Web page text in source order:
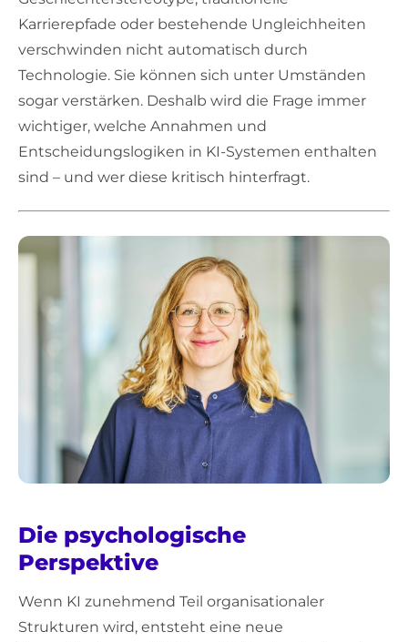
Karrierepfade oder bestehende Ungleichheiten
verschwinden nicht automatisch durch
Technologie. Sie können sich unter Umständen
sogar verstärken. Deshalb wird die Frage immer
wichtiger, welche Annahmen und
Entscheidungslogiken in KI-Systemen enthalten
sind – und wer diese kritisch hinterfragt.
Die psychologische
Perspektive
Wenn KI zunehmend Teil organisationaler
Strukturen wird, entsteht eine neue